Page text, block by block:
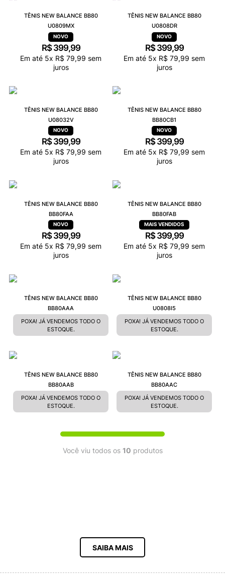
TÊNIS NEW BALANCE BB80
U0809MX
R$ 399,99
Em até 5x R$ 79,99 sem
juros
TÊNIS NEW BALANCE BB80
U0808DR
R$ 399,99
Em até 5x R$ 79,99 sem
juros
TÊNIS NEW BALANCE BB80
U08032V
R$ 399,99
Em até 5x R$ 79,99 sem
juros
TÊNIS NEW BALANCE BB80
BB80CB1
R$ 399,99
Em até 5x R$ 79,99 sem
juros
TÊNIS NEW BALANCE BB80
BB80FAA
R$ 399,99
Em até 5x R$ 79,99 sem
juros
TÊNIS NEW BALANCE BB80
BB80FAB
R$ 399,99
Em até 5x R$ 79,99 sem
juros
TÊNIS NEW BALANCE BB80
BB80AAA
POXA! JÁ VENDEMOS TODO O
ESTOQUE.
TÊNIS NEW BALANCE BB80
U0808I5
POXA! JÁ VENDEMOS TODO O
ESTOQUE.
TÊNIS NEW BALANCE BB80
BB80AAB
POXA! JÁ VENDEMOS TODO O
ESTOQUE.
TÊNIS NEW BALANCE BB80
BB80AAC
POXA! JÁ VENDEMOS TODO O
ESTOQUE.
Você viu todos os 10 produtos
SAIBA MAIS
VEJA COUNTRY